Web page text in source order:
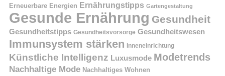
Erneuerbare Energien Ernährungstipps Gartengestaltung
Gesunde Ernährung Gesundheit
Gesundheitstipps Gesundheitsvorsorge Gesundheitswesen
Immunsystem stärken Inneneinrichtung
Künstliche Intelligenz Luxusmode Modetrends
Nachhaltige Mode Nachhaltiges Wohnen